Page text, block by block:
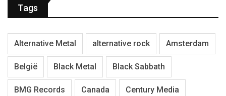
Tags
Alternative Metal alternative rock Amsterdam
België Black Metal Black Sabbath
BMG Records Canada Century Media